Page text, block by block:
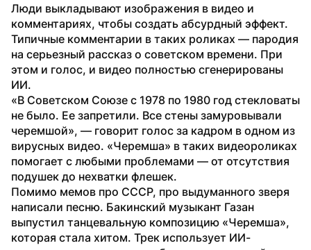
Люди выкладывают изображения в видео и
комментариях, чтобы создать абсурдный эффект.
Типичные комментарии в таких роликах — пародия
на серьезный рассказ о советском времени. При
этом и голос, и видео полностью сгенерированы
ИИ.
«В Советском Союзе с 1978 по 1980 год стекловаты
не было. Ее запретили. Все стены замуровывали
черемшой», — говорит голос за кадром в одном из
вирусных видео. «Черемша» в таких видеороликах
помогает с любыми проблемами — от отсутствия
подушек до нехватки флешек.
Помимо мемов про СССР, про выдуманного зверя
написали песню. Бакинский музыкант Газан
выпустил танцевальную композицию «Черемша»,
которая стала хитом. Трек использует ИИ-